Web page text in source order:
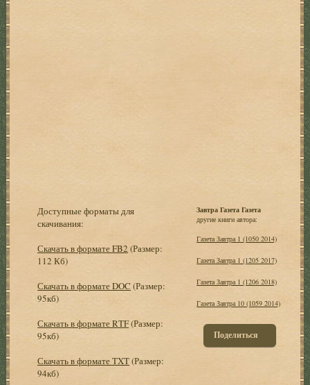
Доступные форматы для
скачивания:
Скачать в формате FB2 (Размер:
112 Кб)
Скачать в формате DOC (Размер:
95кб)
Скачать в формате RTF(Размер:
95кб)
Скачать в формате TXT(Размер:
94кб)
Завтра Газета Газета
другие книги автора:
Газета Завтра 1 (1050 2014)
Газета Завтра 1 (1205 2017)
Газета Завтра 1 (1206 2018)
Газета Завтра 10 (1059 2014)
Поделиться